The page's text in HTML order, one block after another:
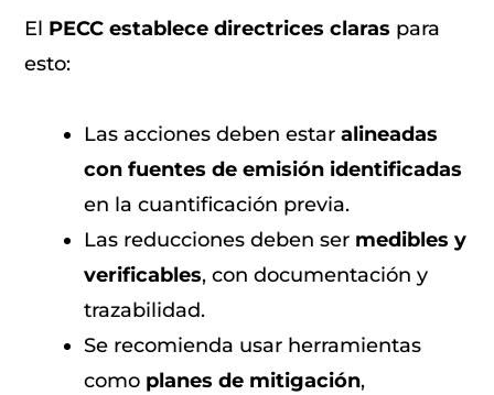
El PECC establece directrices claras para
esto:
Las acciones deben estaralineadas
con fuentes de emisión identificadas
en la cuantificación previa.
Las reducciones deben ser medibles y
verificables, con documentación y
trazabilidad.
Se recomienda usar herramientas
como planes de mitigación,